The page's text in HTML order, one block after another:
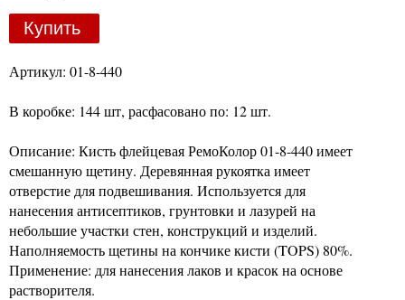
Купить
Артикул: 01-8-440
В коробке: 144 шт, расфасовано по: 12 шт.
Описание: Кисть флейцевая РемоКолор 01-8-440 имеет
смешанную щетину. Деревянная рукоятка имеет
отверстие для подвешивания. Используется для
нанесения антисептиков, грунтовки и лазурей на
небольшие участки стен, конструкций и изделий.
Наполняемость щетины на кончике кисти (TOPS) 80%.
Применение: для нанесения лаков и красок на основе
растворителя.